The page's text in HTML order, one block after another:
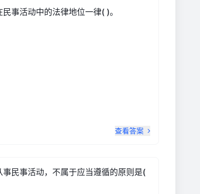
事活动中的法律地位一律( )。
查看答案
民事活动，不属于应当遵循的原则是(